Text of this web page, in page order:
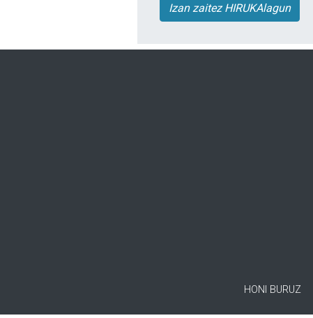
Izan zaitez HIRUKAlagun
HONI BURUZ